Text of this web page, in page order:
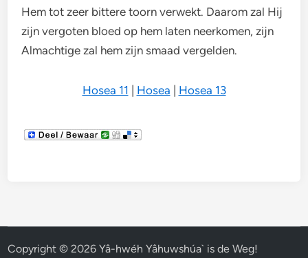
Hem tot zeer bittere toorn verwekt. Daarom zal Hij
zijn vergoten bloed op hem laten neerkomen, zijn
Almachtige zal hem zijn smaad vergelden.
Hosea 11 Hosea Hosea 13
Copyright © 2026Yâ-hwéh Yâhuwshúa` is de Weg!